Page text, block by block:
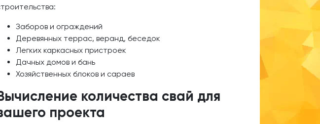
Заборов и ограждений
Деревянных террас, веранд, беседок
Легких каркасных пристроек
Дачных домов и бань
Хозяйственных блоков и сараев
количества свай для
проекта